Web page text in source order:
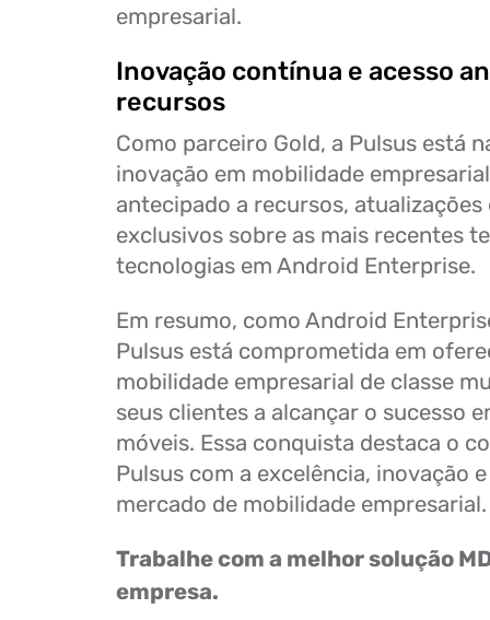
empresarial.
Inovação contínua e acesso
recursos
Como parceiro Gold, a Pulsus está
inovação em mobilidade
antecipado a recursos, atualizações
exclusivos sobre as mais recentes
tecnologias em Android Enterprise.
Em resumo, como Android
Pulsus está comprometida em
mobilidade empresarial de classe
seus clientes a alcançar o sucesso
móveis. Essa conquista destaca o
Pulsus com a excelência, inovação
mercado de mobilidade empresarial.
Trabalhe com a melhor solução
empresa.